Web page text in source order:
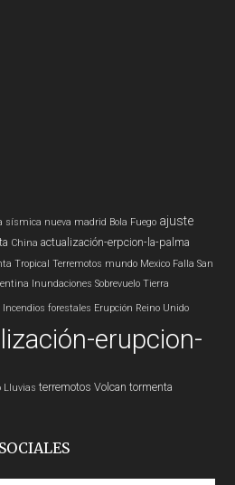
sísmica nueva madrid Bola Fuego ajuste
China actualización-erpcion-la-palma
Tropical Terremotos mundo Mexico Falla San
Inundaciones Sobrevuelo Tierra
Incendios forestales Erupción Reino Unido
erupcion-
Lluvias terremotos Volcan tormenta